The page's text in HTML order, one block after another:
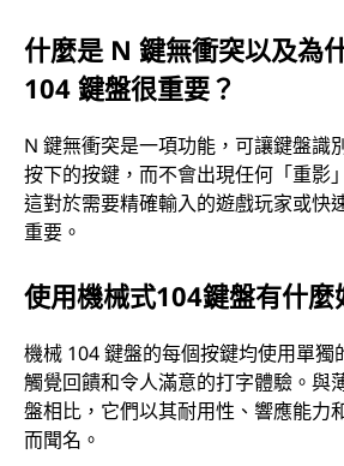
什麼是 N 鍵無衝突以及為
104 鍵盤很重要？
N 鍵無衝突是一項功能，可讓鍵盤識
按下的按鍵，而不會出現任何「重影
這對於需要精確輸入的遊戲玩家或快
重要。
使用機械式104鍵盤有什麼
機械 104 鍵盤的每個按鍵均使用單獨
觸覺回饋和令人滿意的打字體驗。與
盤相比，它們以其耐用性、響應能力
而聞名。